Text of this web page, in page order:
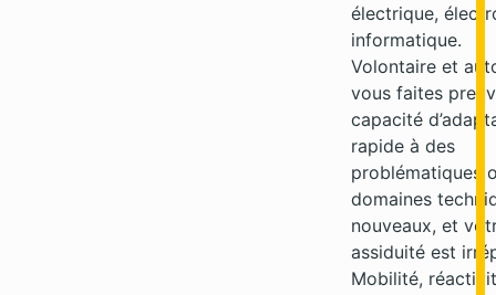
électrique,
informatique.
Volontaire et
vous faites
capacité
rapide à des
problématiques
domaines
nouveaux, et
assiduité est
Mobilité,